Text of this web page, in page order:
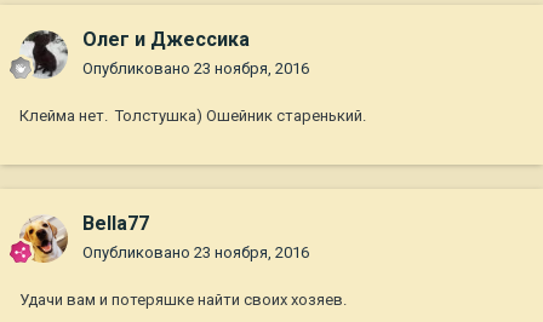
Олег и Джессика
Опубликовано 23 ноября, 2016
Клейма нет. Толстушка) Ошейник старенький.
Bella77
Опубликовано 23 ноября, 2016
Удачи вам и потеряшке найти своих хозяев.